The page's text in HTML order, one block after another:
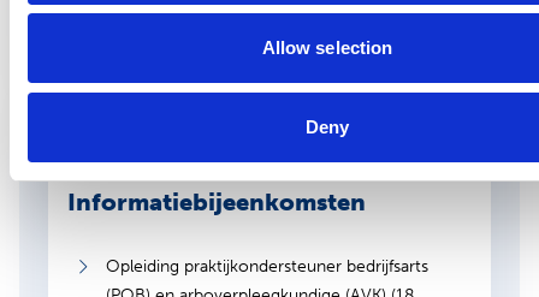
Allow selection
Deny
Informatiebijeenkomsten
Opleiding praktijkondersteuner bedrijfsarts